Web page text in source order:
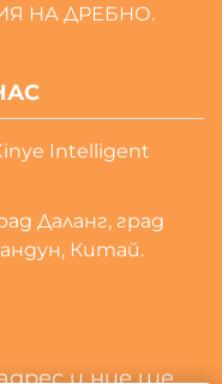
НА ДРЕБНО.
Intelligent
Даланг, град
Китай.
и ние ще